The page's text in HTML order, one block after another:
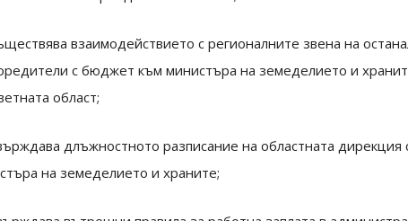
взаимодействието с регионалните звена на
с бюджет към министъра на земеделието и
област;
длъжностното разписание на областната дирекция
на земеделието и храните;